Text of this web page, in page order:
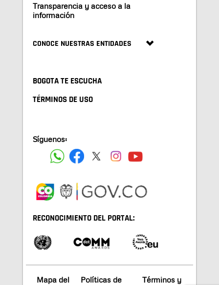
Transparencia y acceso a la
información
CONOCE NUESTRAS ENTIDADES
BOGOTA TE ESCUCHA
TÉRMINOS DE USO
Síguenos:
RECONOCIMIENTO DEL PORTAL:
Mapa del
Políticas de
Términos y